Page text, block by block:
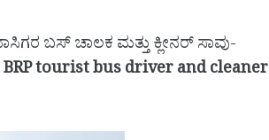
ಬಸ್ ಚಾಲಕ ಮತ್ತು ಕ್ಲೀನರ್ ಸಾವು-
tourist bus driver and cleaner